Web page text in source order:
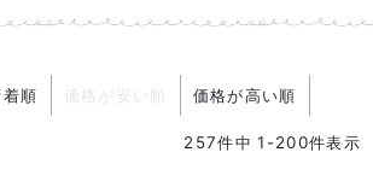
着順 価格が安い順 価格が高い順
257件中 1 -200件表示